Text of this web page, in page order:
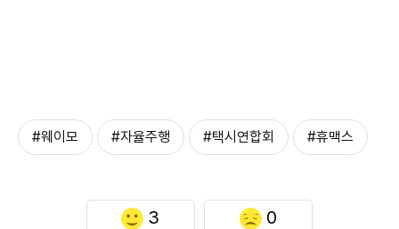
#웨이모 #자율주행 #택시연합회 #휴맥스
3 0